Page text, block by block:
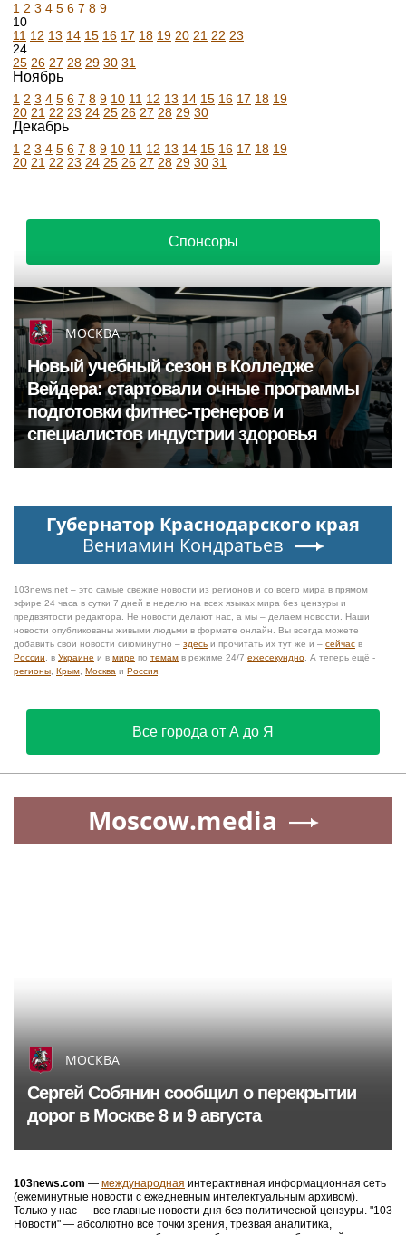
1 2 3 4 5 6 7 8 9
10
11 12 13 14 15 16 17 18 19 20 21 22 23
24
25 26 27 28 29 30 31
Ноябрь
1 2 3 4 5 6 7 8 9 10 11 12 13 14 15 16 17 18 19
20 21 22 23 24 25 26 27 28 29 30
Декабрь
1 2 3 4 5 6 7 8 9 10 11 12 13 14 15 16 17 18 19
20 21 22 23 24 25 26 27 28 29 30 31
Спонсоры
МОСКВА
Новый учебный сезон в Колледже
Вейдера: стартовали очные программы
подготовки фитнес-тренеров и
специалистов индустрии здоровья
Губернатор Краснодарского края
Вениамин Кондратьев
103news.net – это самые свежие новости из регионов и со всего мира в прямом
эфире 24 часа в сутки 7 дней в неделю на всех языках мира без цензуры и
предвзятости редактора. Не новости делают нас, а мы – делаем новости. Наши
новости опубликованы живыми людьми в формате онлайн. Вы всегда можете
добавить свои новости сиюминутно – здесь и прочитать их тут же и – сейчас в
России , в Украине и в мире по темам в режиме 24/7 ежесекундно . А теперь ещё -
регионы Крым Москва и Россия
Все города от А до Я
Moscow.media
МОСКВА
Сергей Собянин сообщил о перекрытии
дорог в Москве 8 и 9 августа
103news.com — международная интерактивная информационная сеть
(ежеминутные новости с ежедневным интелектуальным архивом).
Только у нас — все главные новости дня без политической цензуры. "103
Новости" — абсолютно все точки зрения, трезвая аналитика,